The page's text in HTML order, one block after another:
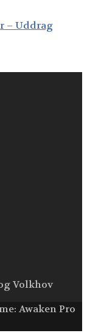
– Uddrag
Volkhov
Awaken Pro